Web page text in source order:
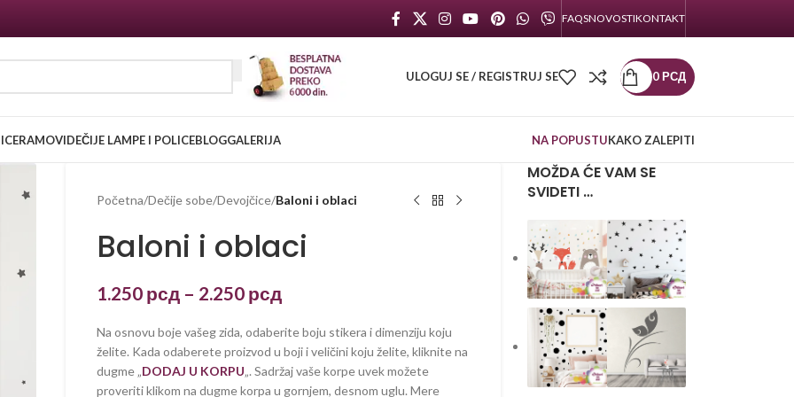
FAQSNOVOSTIKONTAKT
ULOGUJ SE / REGISTRUJ SE 0РСД
RAMOVIDEČIJE LAMPE I POLICEBLOGGALERIJA NA POPUSTUKAKO ZALEPITI
Početna/Dečije sobe/Devojčice/Baloni i oblaci
Baloni i oblaci
1.250 рсд – 2.250 рсд
Na osnovu boje vašeg zida, odaberite boju stikera i dimenziju koju
želite. Kada odaberete proizvod u boji i veličini koju želite, kliknite na
dugme „DODAJ U KORPU„. Sadržaj vaše korpe uvek možete
proveriti klikom na dugme korpa u gornjem, desnom uglu. Mere
MOŽDA ĆE VAM SE
SVIDETI …